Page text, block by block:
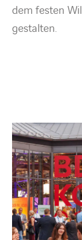
dem festen
gestalten.